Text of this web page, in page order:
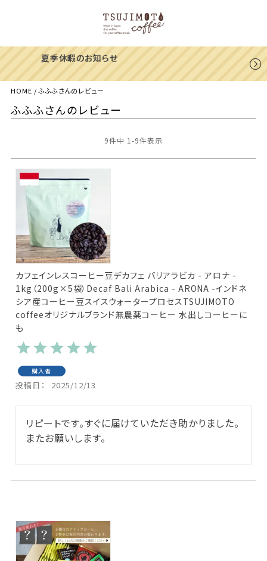
一部地域への配送遅延のご案内
HOME ふふふさんのレビュー
ふふふさんのレビュー
9件中 1 -9件表示
カフェインレスコーヒー豆デカフェ バリアラビカ - アロナ -
1kg（200g×5袋）Decaf Bali Arabica - ARONA -インドネ
シア産コーヒー豆スイスウォータープロセスTSUJIMOTO
coffeeオリジナルブランド無農薬コーヒー 水出しコーヒーに
も
購入者
投稿日 2025/12/13
リピートです。すぐに届けていただき助かりました。
またお願いします。